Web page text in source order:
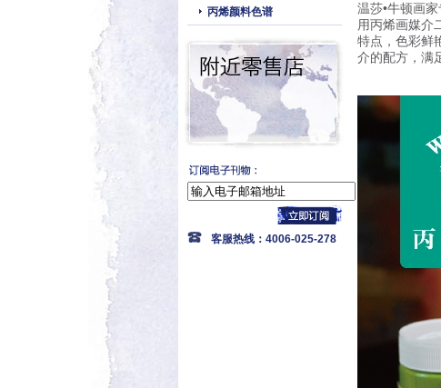
丙烯颜料色谱
客服热线：4006-025-278
温莎•牛顿画
用丙烯画媒
特点，色彩鲜
介的配方，满